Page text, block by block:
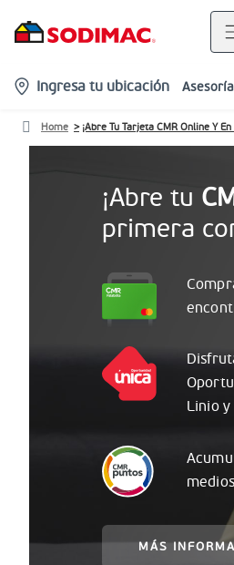
location-
icon
Ingresa tu ubicación Asesoría
Home ¡Abre Tu Tarjeta CMR Online Y
¡Abre tu
primera
Linio
MÁS